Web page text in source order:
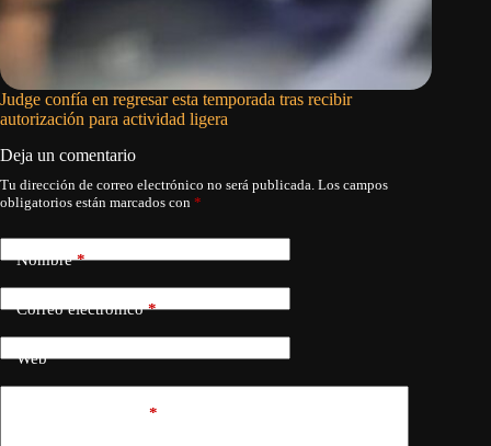
Judge confía en regresar esta temporada tras recibir
autorización para actividad ligera
Deja un comentario
Tu dirección de correo electrónico no será publicada. Los campos
obligatorios están marcados con *
Nombre*
Correo electrónico*
Web
*